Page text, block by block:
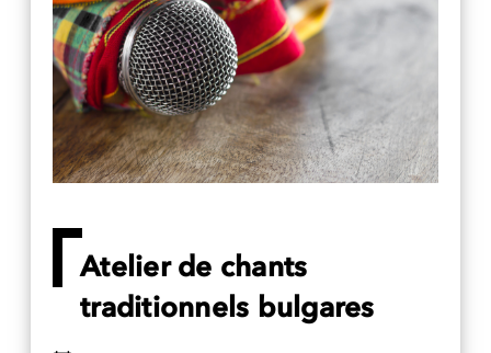
Atelier de chants
traditionnels bulgares